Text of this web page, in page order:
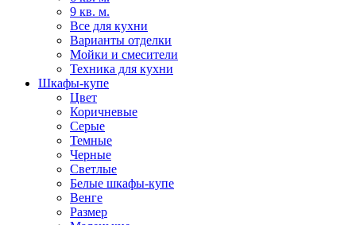
9 кв. м.
Все для кухни
Варианты отделки
Мойки и смесители
Техника для кухни
Шкафы-купе
Цвет
Коричневые
Серые
Темные
Черные
Светлые
Белые шкафы-купе
Венге
Размер